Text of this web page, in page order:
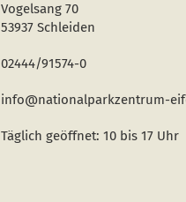
Vogelsang 70
53937 Schleiden
02444/91574-0
info@nationalparkzentrum-
Täglich geöffnet: 10 bis 17 Uhr